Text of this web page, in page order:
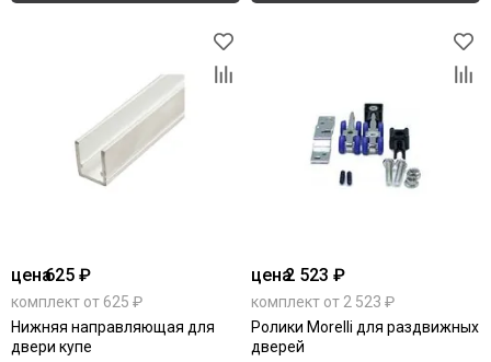
цена625 ₽
комплект от 625 ₽
Нижняя направляющая для
двери купе
цена2 523 ₽
комплект от 2 523 ₽
Ролики Morelli для раздвижных
дверей